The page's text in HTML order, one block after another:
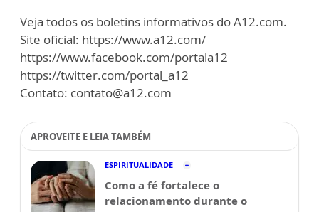
Veja todos os boletins informativos do A12.com.
Site oficial: https://www.a12.com/
https://www.facebook.com/portala12
https://twitter.com/portal_a12
Contato: contato@a12.com
APROVEITE E LEIA TAMBÉM
ESPIRITUALIDADE
Como a fé fortalece o
relacionamento durante o